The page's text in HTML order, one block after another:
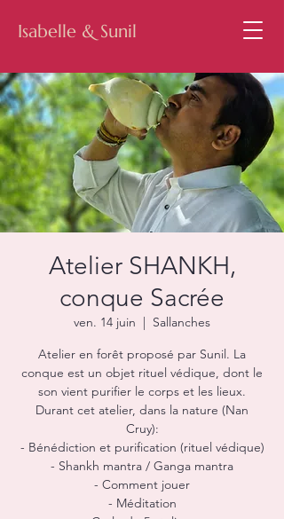
Isabelle & Sunil
Atelier SHANKH,
conque Sacrée
ven. 14 juin
  |
Sallanches
Atelier en forêt proposé par Sunil. La
conque est un objet rituel védique, dont le
son vient purifier le corps et les lieux.
Durant cet atelier, dans la nature (Nan
Cruy):
- Bénédiction et purification (rituel védique)
- Shankh mantra / Ganga mantra
- Comment jouer
- Méditation